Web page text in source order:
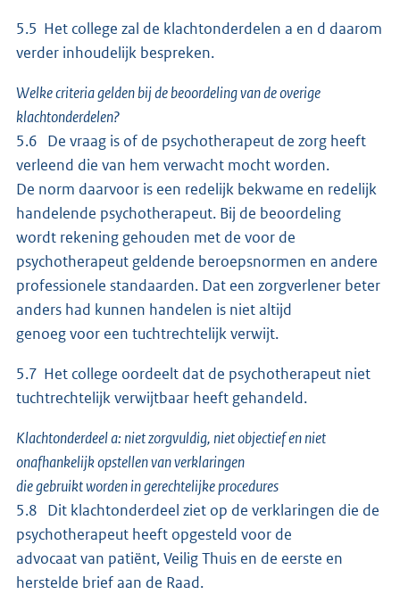
5.5 Het college zal de klachtonderdelen a en d daarom
verder inhoudelijk bespreken.
Welke criteria gelden bij de beoordeling van de overige
klachtonderdelen?
5.6 De vraag is of de psychotherapeut de zorg heeft
verleend die van hem verwacht mocht worden.
De norm daarvoor is een redelijk bekwame en redelijk
handelende psychotherapeut. Bij de beoordeling
wordt rekening gehouden met de voor de
psychotherapeut geldende beroepsnormen en andere
professionele standaarden. Dat een zorgverlener beter
anders had kunnen handelen is niet altijd
genoeg voor een tuchtrechtelijk verwijt.
5.7 Het college oordeelt dat de psychotherapeut niet
tuchtrechtelijk verwijtbaar heeft gehandeld.
Klachtonderdeel a: niet zorgvuldig, niet objectief en niet
onafhankelijk opstellen van verklaringen
die gebruikt worden in gerechtelijke procedures
5.8 Dit klachtonderdeel ziet op de verklaringen die de
psychotherapeut heeft opgesteld voor de
advocaat van patiënt, Veilig Thuis en de eerste en
herstelde brief aan de Raad.